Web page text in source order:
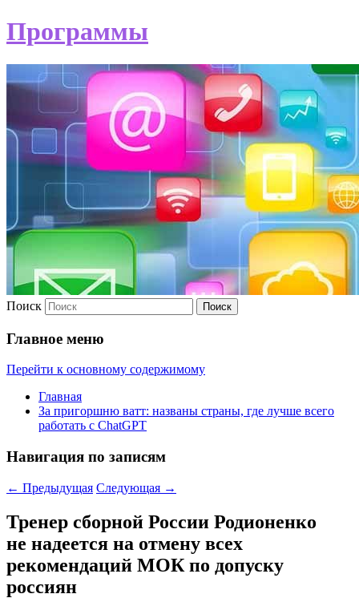
Программы
Поиск
Главное меню
Перейти к основному содержимому
Главная
За пригоршню ватт: названы страны, где лучше всего
работать с ChatGPT
Навигация по записям
← Предыдущая Следующая →
Тренер сборной России Родионенко
не надеется на отмену всех
рекомендаций МОК по допуску
россиян